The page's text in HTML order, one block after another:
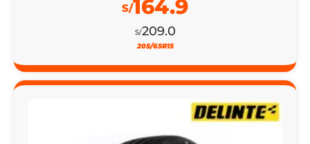
S/209.0
S/164.9
205/65R15